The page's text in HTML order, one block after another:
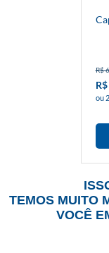
R$
ou
TEMOS MUITO
VOCÊ